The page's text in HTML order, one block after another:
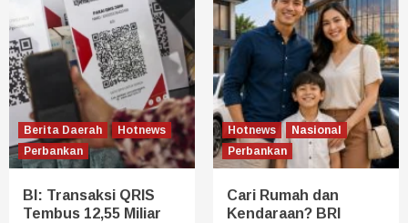
Berita Daerah
Hotnews
Perbankan
BI: Transaksi QRIS
Tembus 12,55 Miliar
Hotnews
Nasional
Perbankan
Cari Rumah dan
Kendaraan? BRI